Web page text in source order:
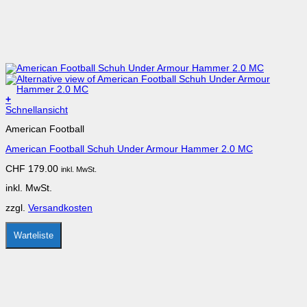
+
Dieses
weist
Varianten
Die
können
der
Produktseite
gewählt
Schnellansicht
American Football
American Football Schuh Under Armour Hammer 2.0 MC
CHF 179.00 inkl. MwSt.
inkl. MwSt.
zzgl. Versandkosten
Warteliste